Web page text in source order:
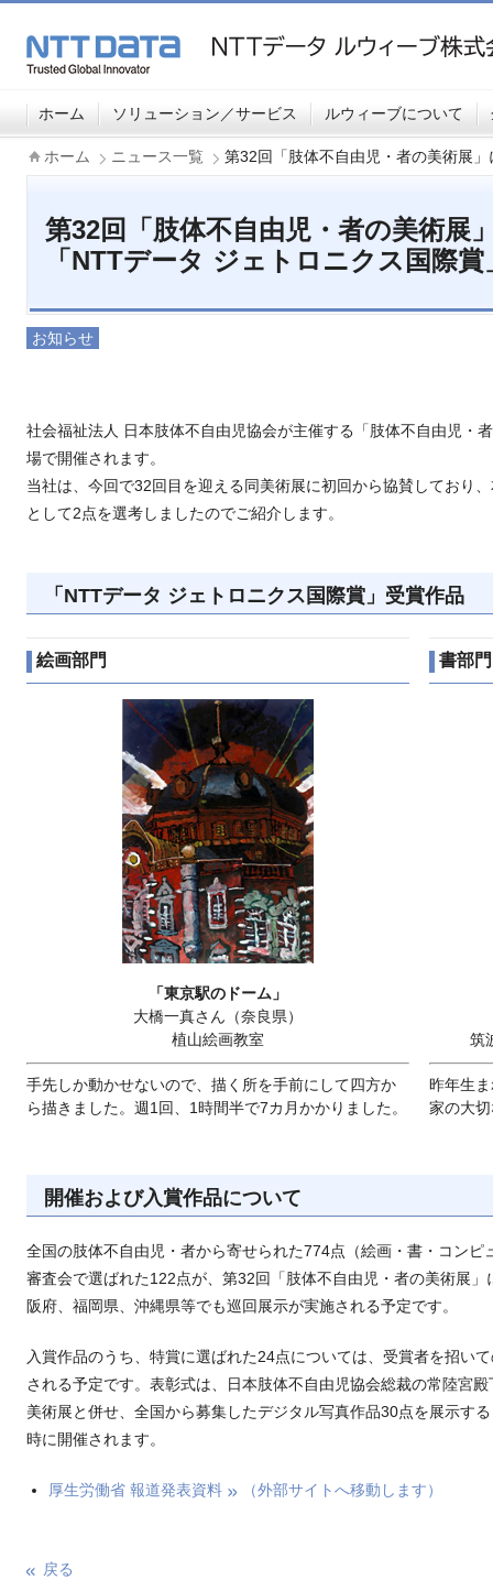
ホーム ソリューション／サービス ルウィーブについて
ホーム ニュース一覧 第32回「肢体不自由児・者の美術展
第32回「肢体不自由児・者の美術展
「NTTデータ ジェトロニクス国際
お知らせ
社会福祉法人 日本肢体不自由児協会が主催する「肢体不自由児・
場で開催されます。
当社は、今回で32回目を迎える同美術展に初回から協賛しており
として2点を選考しましたのでご紹介します。
「NTTデータ ジェトロニクス国際賞」受賞作品
絵画部門
「東京駅のドーム」
大橋一真さん（奈良県）
植山絵画教室
手先しか動かせないので、描く所を手前にして四方か
ら描きました。週1回、1時間半で7カ月かかりました。
書部門
筑
昨年生
家の大
開催および入賞作品について
全国の肢体不自由児・者から寄せられた774点（絵画・書・コン
審査会で選ばれた122点が、第32回「肢体不自由児・者の美術展
阪府、福岡県、沖縄県等でも巡回展示が実施される予定です。
入賞作品のうち、特賞に選ばれた24点については、受賞者を招い
される予定です。表彰式は、日本肢体不自由児協会総裁の常陸宮
美術展と併せ、全国から募集したデジタル写真作品30点を展示す
時に開催されます。
厚生労働省 報道発表資料 （外部サイトへ移動します）
戻る